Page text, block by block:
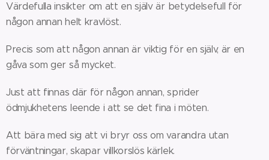
Värdefulla insikter om att en själv är betydelsefull för
någon annan helt kravlöst.
Precis som att någon annan är viktig för en själv, är en
gåva som ger så mycket.
Just att finnas där för någon annan, sprider
ödmjukhetens leende i att se det fina i möten.
Att bära med sig att vi bryr oss om varandra utan
förväntningar, skapar villkorslös kärlek.